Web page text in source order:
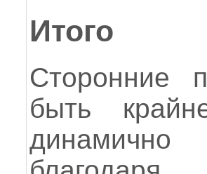
Итого
Сторонние
быть